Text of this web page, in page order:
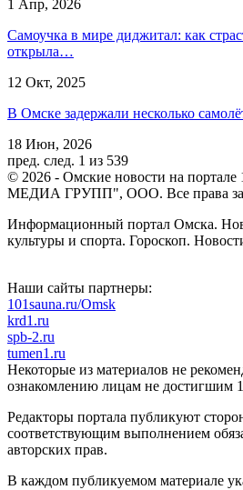
1 Апр, 2026
Самоучка в мире диджитал: как
открыла…
12 Окт, 2025
В Омске задержали несколько
18 Июн, 2026
пред. след. 1 из 539
© 2026 - Омские новости на
МЕДИА ГРУПП", ООО. Все права
Информационный портал Омска.
культуры и спорта. Гороскоп.
Наши сайты партнеры:
101sauna.ru/Omsk
krd1.ru
spb-2.ru
tumen1.ru
Некоторые из материалов не
ознакомлению лицам не достигшим
Редакторы портала публикуют
соответствующим выполнением
авторских прав.
В каждом публикуемом материале